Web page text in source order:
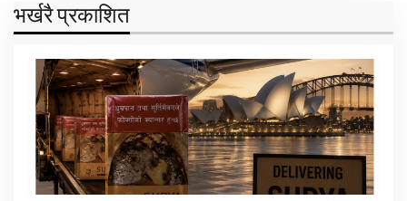
भर्खरै प्रकाशित